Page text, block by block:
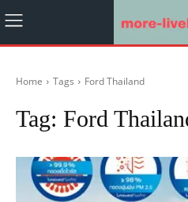
Home Tags Ford Thailand
Tag: Ford